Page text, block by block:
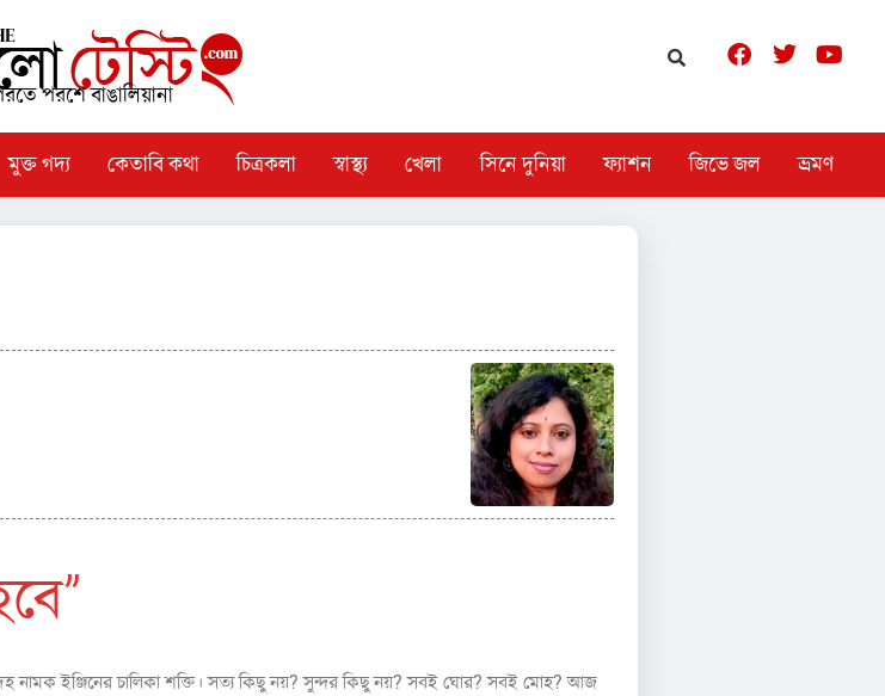
পরশে বাঙালিয়ানা
মুক্ত গদ্য কেতাবি কথা চিত্রকলা স্বাস্থ্য খেলা সিনে দুনিয়া ফ্যাশন জিভে জল ভ্রমণ
ইঞ্জিনের চালিকা শক্তি। সত্য কিছু নয়? সুন্দর কিছু নয়? সবই ঘোর? সবই মোহ? আজ